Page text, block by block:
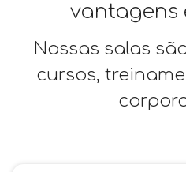
vantagens
Nossas salas
cursos,